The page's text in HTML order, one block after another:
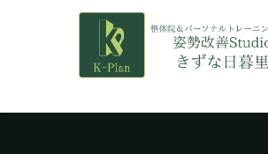
へ
ョ